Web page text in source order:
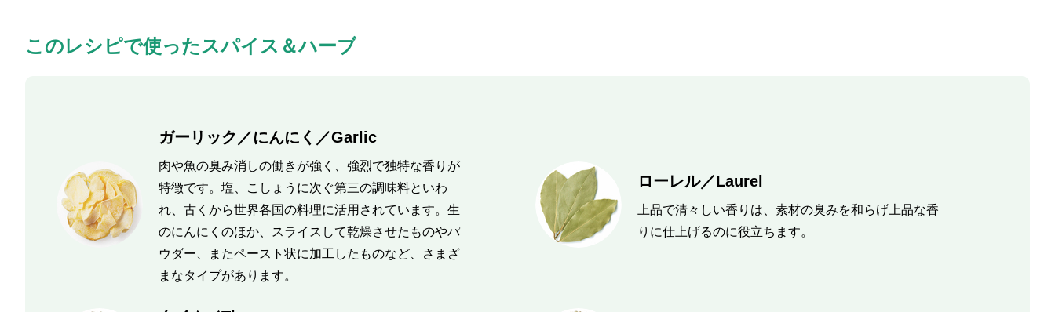
このレシピで使ったスパイス＆ハーブ
ガーリック／にんにく／Garlic
肉や魚の臭み消しの働きが強く、強烈で独特な香りが
特徴です。塩、こしょうに次ぐ第三の調味料といわ
れ、古くから世界各国の料理に活用されています。生
のにんにくのほか、スライスして乾燥させたものやパ
ウダー、またペースト状に加工したものなど、さまざ
まなタイプがあります。
ローレル／Laurel
上品で清々しい香りは、素材の臭みを和らげ上品な香
りに仕上げるのに役立ちます。